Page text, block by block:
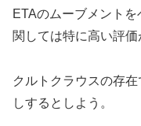
ETAのムーブメント
関しては特に高い評価
クルトクラウスの存
しするとしよう。